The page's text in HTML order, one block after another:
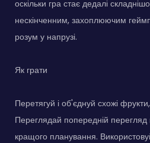
оскільки гра стає дедалі
нескінченним, захоплюючим
розум у напрузі.
Як грати
Перетягуй і об'єднуй схожі
Переглядай попередній
кращого планування.